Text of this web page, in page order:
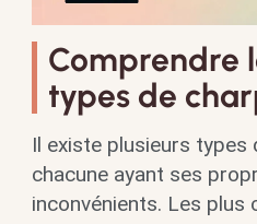
Comprendre
types de
Il existe plusieurs types
chacune ayant ses
inconvénients. Les plus